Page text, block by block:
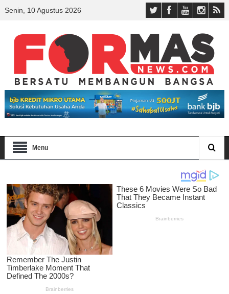
Senin, 10 Agustus 2026
Menu